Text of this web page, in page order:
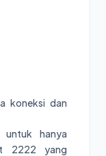
koneksi dan
untuk hanya
2222 yang